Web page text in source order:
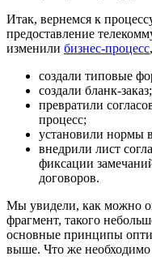
Итак, вернемся к
предоставление
изменили бизнес-процесс
создали типовые
создали бланк-заказ;
превратили
процесс;
установили нормы
внедрили лист
фиксации
договоров.
Мы увидели, как можно
фрагмент, такого
основные принципы
выше. Что же необходимо